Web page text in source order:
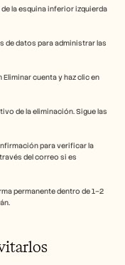
la esquina inferior izquierda
de datos para administrar las
cuenta y haz clic en
de la eliminación. Sigue las
para verificar la
del correo si es
permanente dentro de 1–2